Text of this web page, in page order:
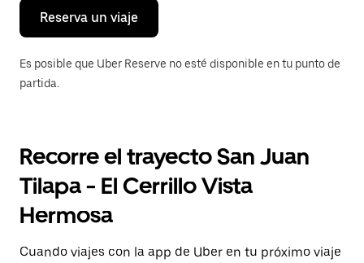
Reserva un viaje
Es posible que Uber Reserve no esté disponible en tu punto de
partida.
Recorre el trayecto San Juan
Tilapa - El Cerrillo Vista
Hermosa
Cuando viajes con la app de Uber en tu próximo viaje